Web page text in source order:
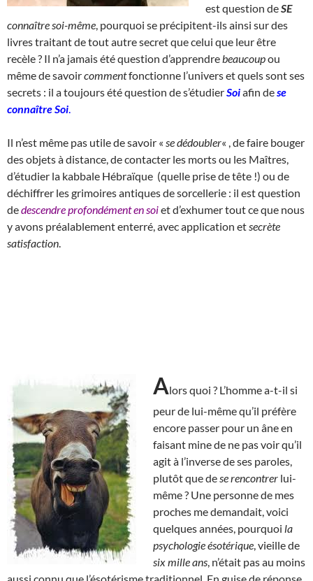
est question deSE
connaître soi-même , pourquoi se précipitent-ils ainsi sur des
livres traitant de tout autre secret que celui que leur être
recèle ? Il n’a jamais été question d’apprendre beaucoupou
même de savoircommentfonctionne l’univers et quels sont ses
secrets : il a toujours été question de s’étudierSoiafin dese
connaître Soi
Il n’est même pas utile de savoir « se dédoubler« , de faire bouger
des objets à distance, de contacter les morts ou les Maîtres,
d’étudier la kabbale Hébraïque (quelle prise de tête !) ou de
déchiffrer les grimoires antiques de sorcellerie : il est question
dedescendre profondément en soiet d’exhumer tout ce que nous
y avons préalablement enterré, avec application et secrète
satisfaction
Alors quoi ? L’homme a-t-il si
peur de lui-même qu’il préfère
encore passer pour un âne en
faisant mine de ne pas voir qu’il
agit à l’inverse de ses paroles,
plutôt que de se rencontrer lui-
même ? Une personne de mes
proches me demandait, voici
quelques années, pourquoi la
psychologie ésotérique , vieille de
six mille ans , n’était pas au moins
aussi connu que l’ésotérisme traditionnel. En guise de réponse,